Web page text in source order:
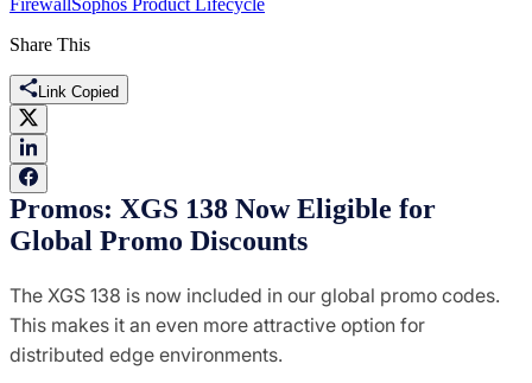
Share This
Link Copied
Promos: XGS 138 Now Eligible for
Global Promo Discounts
The XGS 138 is now included in our global promo codes.
This makes it an even more attractive option for
distributed edge environments.